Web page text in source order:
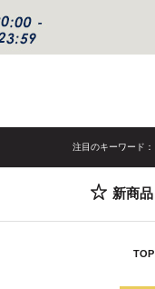
注目のキーワード：
新商品
TOP